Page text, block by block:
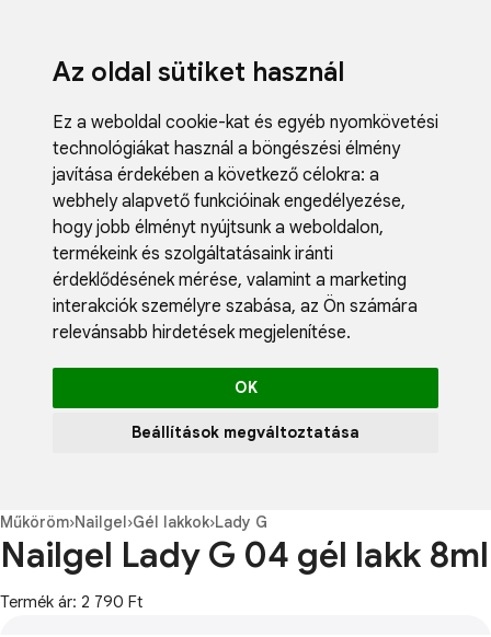
Az oldal sütiket használ
Ez a weboldal cookie-kat és egyéb nyomkövetési
technológiákat használ a böngészési élmény
javítása érdekében a következő célokra: a
webhely alapvető funkcióinak engedélyezése,
hogy jobb élményt nyújtsunk a weboldalon,
termékeink és szolgáltatásaink iránti
érdeklődésének mérése, valamint a marketing
interakciók személyre szabása, az Ön számára
relevánsabb hirdetések megjelenítése.
OK
Beállítások megváltoztatása
Blog
Műköröm›Nailgel›Gél lakkok›Lady G
Nailgel Lady G 04 gél lakk 8ml
Termék ár: 2 790 Ft